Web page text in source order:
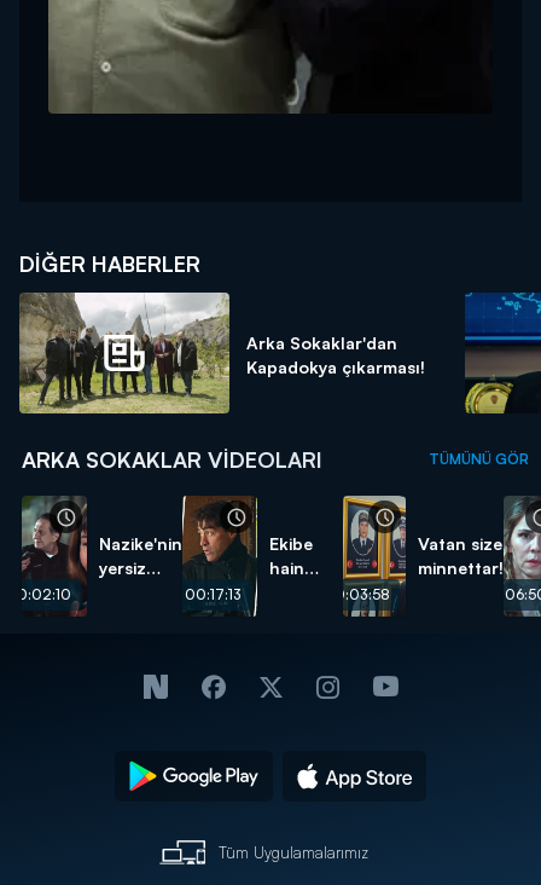
DIĞER HABERLER
Arka Sokaklar'dan
Kapadokya çıkarması!
ARKA SOKAKLAR VIDEOLARI TÜMÜNÜ GÖR
00:02:10
Nazike'nin
yersiz
00:17:13
Ekibe
hain
00:03:58
Vatan size
minnettar!
Tüm Uygulamalarımız